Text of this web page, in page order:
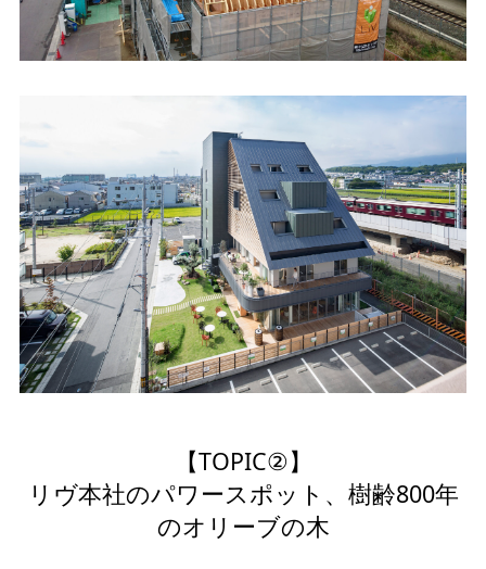
【TOPIC②】
リヴ本社のパワースポット、樹齢800年
のオリーブの木